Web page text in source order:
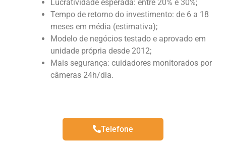
Lucratividade esperada: entre 20% e 30%;
Tempo de retorno do investimento: de 6 a 18
meses em média (estimativa);
Modelo de negócios testado e aprovado em
unidade própria desde 2012;
Mais segurança: cuidadores monitorados por
câmeras 24h/dia.
Telefone